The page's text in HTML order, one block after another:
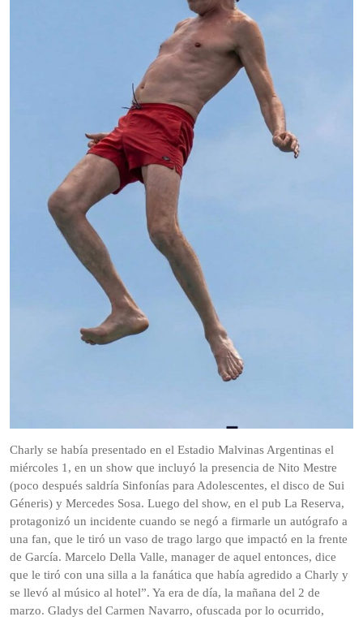
Charly se había presentado en el Estadio Malvinas Argentinas el
miércoles 1, en un show que incluyó la presencia de Nito Mestre
(poco después saldría Sinfonías para Adolescentes, el disco de Sui
Géneris) y Mercedes Sosa. Luego del show, en el pub La Reserva,
protagonizó un incidente cuando se negó a firmarle un autógrafo a
una fan, que le tiró un vaso de trago largo que impactó en la frente
de García. Marcelo Della Valle, manager de aquel entonces, dice
que le tiró con una silla a la fanática que había agredido a Charly y
se llevó al músico al hotel”. Ya era de día, la mañana del 2 de
marzo. Gladys del Carmen Navarro, ofuscada por lo ocurrido,